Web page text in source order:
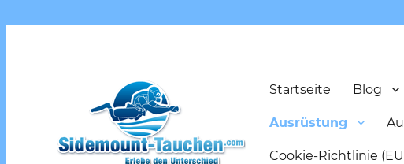
Startseite Blog
Ausrüstung
Cookie-Richtlinie